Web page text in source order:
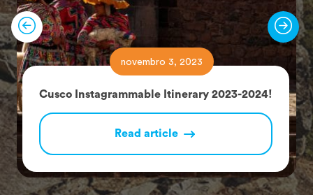
novembro 3, 2023
Cusco Instagrammable Itinerary 2023-2024!
Read article